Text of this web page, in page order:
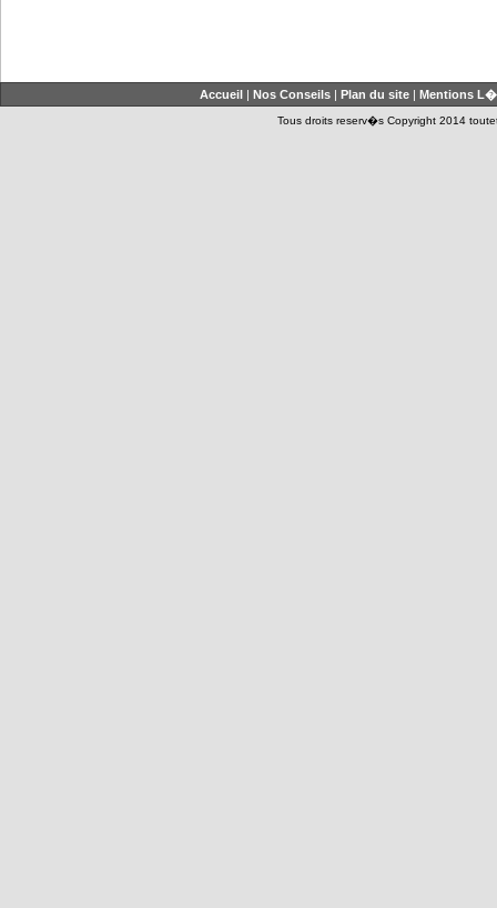
Accueil| Nos Conseils| Plan du site| Mentions
Tous droits reserv�s Copyright 2014